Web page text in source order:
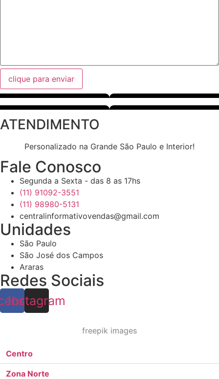
clique para enviar
ATENDIMENTO
Personalizado na Grande São Paulo e Interior!
Fale Conosco
Segunda a Sexta - das 8 as 17hs
(11) 91092-3551
(11) 98980-5131
centralinformativovendas@gmail.com
Unidades
São Paulo
São José dos Campos
Araras
Redes Sociais
Instagram
freepik images
Centro
Zona Norte